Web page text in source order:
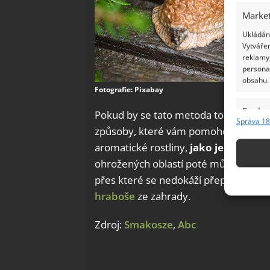
obsahu.
Funkce
Správa
Fotografie: Pixabay
Pokud by se tato metoda tolik
způsoby, které vám pomohou
aromatické rostliny, jako je šalvěj,
ohrožených oblastí poté můžete
přes které se nedokáží přeplazit.
hraboše ze zahrady.
Zdroj: Smakosze, Abc